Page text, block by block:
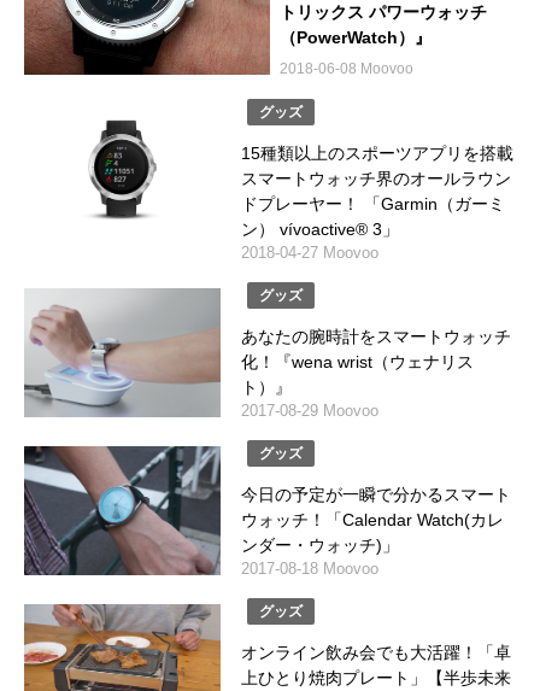
トリックス パワーウォッチ
（PowerWatch）』
2018-06-08 Moovoo
グッズ
15種類以上のスポーツアプリを搭載
スマートウォッチ界のオールラウン
ドプレーヤー！ 「Garmin（ガーミ
ン） vívoactive® 3」
2018-04-27 Moovoo
グッズ
あなたの腕時計をスマートウォッチ
化！『wena wrist（ウェナリス
ト）』
2017-08-29 Moovoo
グッズ
今日の予定が一瞬で分かるスマート
ウォッチ！「Calendar Watch(カレ
ンダー・ウォッチ)」
2017-08-18 Moovoo
グッズ
オンライン飲み会でも大活躍！「卓
上ひとり焼肉プレート」【半歩未来